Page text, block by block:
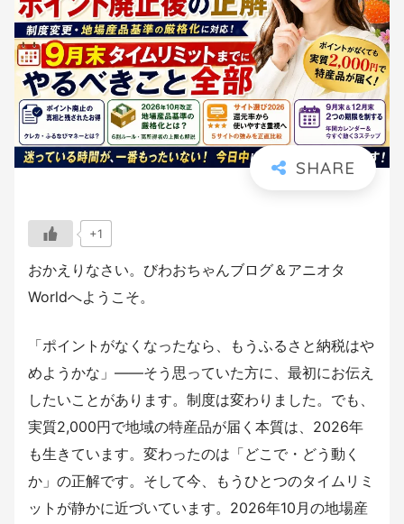
+1
おかえりなさい。びわおちゃんブログ＆アニオタ
Worldへようこそ。
「ポイントがなくなったなら、もうふるさと納税はや
めようかな」――そう思っていた方に、最初にお伝え
したいことがあります。制度は変わりました。でも、
実質2,000円で地域の特産品が届く本質は、2026年
も生きています。変わったのは「どこで・どう動く
か」の正解です。そして今、もうひとつのタイムリミ
ットが静かに近づいています。2026年10月の地場産